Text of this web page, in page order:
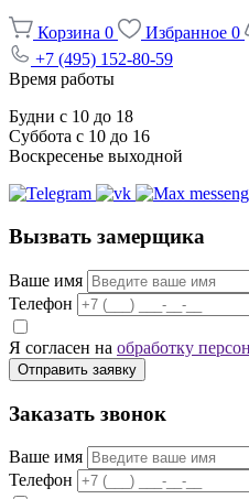
Корзина 0 Избранное 0
+7 (495) 152-80-59
Время работы
Будни с 10 до 18
Суббота с 10 до 16
Воскресенье выходной
Вызвать замерщика
Ваше имя
Телефон
Я согласен на обработку
Отправить заявку
Заказать звонок
Ваше имя
Телефон